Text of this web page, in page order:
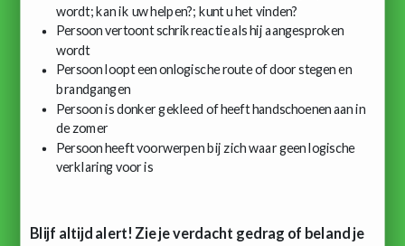
wordt; kan ik uw helpen?; kunt u het vinden?
Persoon vertoont schrikreactie als hij aangesproken
wordt
Persoon loopt een onlogische route of door stegen en
brandgangen
Persoon is donker gekleed of heeft handschoenen aan in
de zomer
Persoon heeft voorwerpen bij zich waar geen logische
verklaring voor is
Blijf altijd alert! Zie je verdacht gedrag of beland je